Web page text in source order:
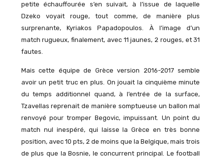
petite échauffourée s’en suivait, à l’issue de laquelle
Dzeko voyait rouge, tout comme, de manière plus
surprenante, Kyriakos Papadopoulos. À l’image d’un
match rugueux, finalement, avec 11 jaunes, 2 rouges, et 31
fautes.
Mais cette équipe de Grèce version 2016-2017 semble
avoir un petit truc en plus. On jouait la cinquième minute
du temps additionnel quand, à l’entrée de la surface,
Tzavellas reprenait de manière somptueuse un ballon mal
renvoyé pour tromper Begovic, impuissant. Un point du
match nul inespéré, qui laisse la Grèce en très bonne
position, avec 10 pts, 2 de moins que la Belgique, mais trois
de plus que la Bosnie, le concurrent principal. Le football